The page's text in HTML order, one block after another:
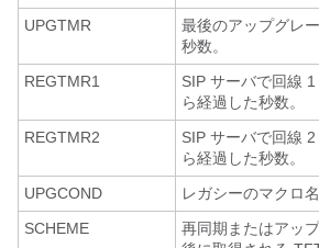
UPGTMR
最後のアップグレ
秒数。
REGTMR1
SIP サーバで回線
ら経過した秒数。
REGTMR2
SIP サーバで回線
ら経過した秒数。
UPGCOND
レガシーのマクロ名
SCHEME
再同期またはアッ